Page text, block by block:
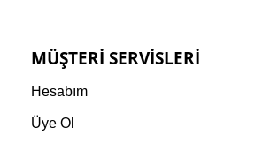
MÜŞTERI SERVISLERI
Hesabım
Üye Ol